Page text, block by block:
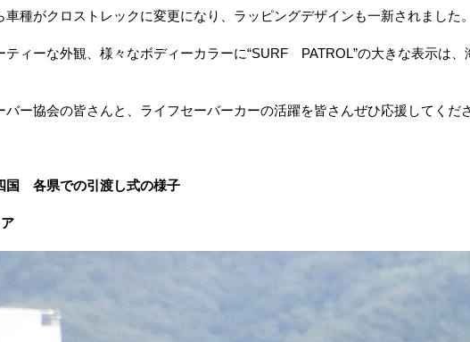
車種がクロストレックに変更になり、ラッピングデザインも一新されました。
ティーな外観、様々なボディーカラーに“SURF PATROL”の大きな表示は
バー協会の皆さんと、ライフセーバーカーの活躍を皆さんぜひ応援してくだ
国 各県での引渡し式の様子